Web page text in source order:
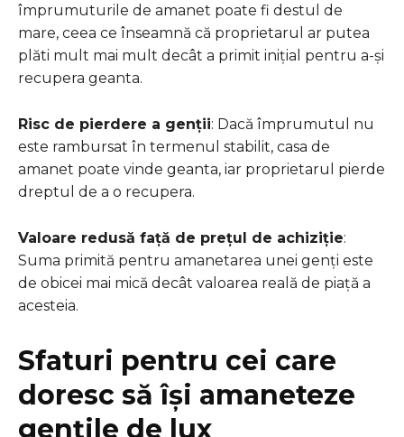
împrumuturile de amanet poate fi destul de
mare, ceea ce înseamnă că proprietarul ar putea
plăti mult mai mult decât a primit inițial pentru a-și
recupera geanta.
Risc de pierdere a genții: Dacă împrumutul nu
este rambursat în termenul stabilit, casa de
amanet poate vinde geanta, iar proprietarul pierde
dreptul de a o recupera.
Valoare redusă față de prețul de achiziție:
Suma primită pentru amanetarea unei genți este
de obicei mai mică decât valoarea reală de piață a
acesteia.
Sfaturi pentru cei care
doresc să își amaneteze
gențile de lux